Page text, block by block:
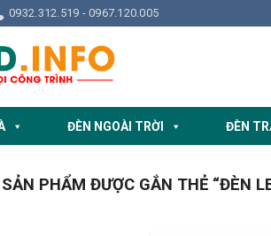
0932.312.519 - 0967.120.005
ĐÈN NGOÀI TRỜI ĐÈN
SẢN PHẨM ĐƯỢC GẮN THẺ “ĐÈN